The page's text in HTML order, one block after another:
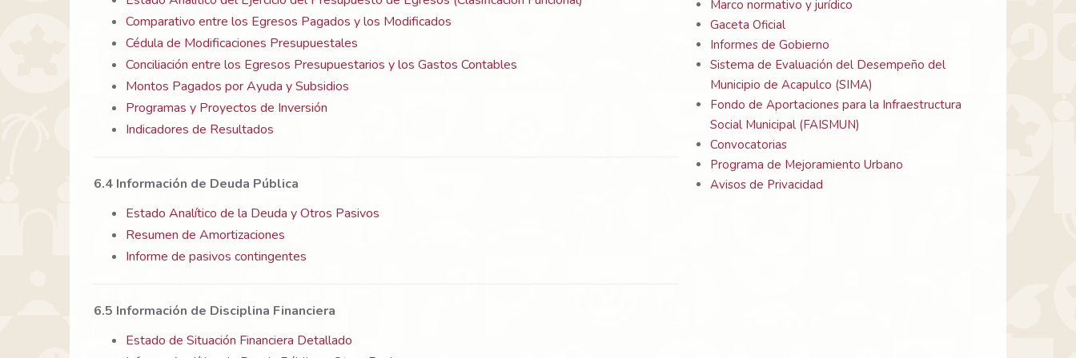
Comparativo entre los Egresos Pagados y los Modificados
Cédula de Modificaciones Presupuestales
Conciliación entre los Egresos Presupuestarios y los Gastos Contables
Montos Pagados por Ayuda y Subsidios
Programas y Proyectos de Inversión
Indicadores de Resultados
6.4 Información de Deuda Pública
Estado Analítico de la Deuda y Otros Pasivos
Resumen de Amortizaciones
Informe de pasivos contingentes
6.5 Información de Disciplina Financiera
Estado de Situación Financiera Detallado
Marco normativo y jurídico
Gaceta Oficial
Informes de Gobierno
Sistema de Evaluación del Desempeño del
Municipio de Acapulco (SIMA)
Fondo de Aportaciones para la Infraestructura
Social Municipal (FAISMUN)
Convocatorias
Programa de Mejoramiento Urbano
Avisos de Privacidad